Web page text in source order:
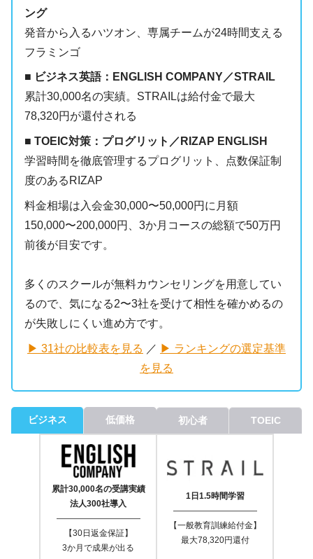
ング
発音から入るハツオン、専属チームが24時間支える
フラミンゴ
■ ビジネス英語：ENGLISH COMPANY／STRAIL
累計30,000名の実績。STRAILは給付金で最大
78,320円が還付される
■ TOEIC対策：プログリット／RIZAP ENGLISH
学習時間を徹底管理するプログリット、点数保証制
度のあるRIZAP
料金相場は入会金30,000〜50,000円に月額
150,000〜200,000円、3か月コースの総額で50万円
前後が目安です。
多くのスクールが無料カウンセリングを用意してい
るので、気になる2〜3社を受けて相性を確かめるの
が失敗しにくい進め方です。
▶ 31社の比較表を見る ／ ▶ ランキングの選定基準
を見る
ビジネス 低価格 初心者 TOEIC
累計30,000名の受講実績
法人300社導入
――――――――――
【30日返金保証】
3か月で成果が出る
1日1.5時間学習
――――――――――
【一般教育訓練給付金】
最大78,320円還付